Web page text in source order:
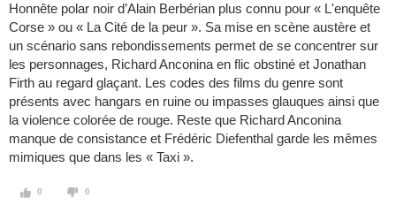
Honnête polar noir d’Alain Berbérian plus connu pour « L'enquête
Corse » ou « La Cité de la peur ». Sa mise en scène austère et
un scénario sans rebondissements permet de se concentrer sur
les personnages, Richard Anconina en flic obstiné et Jonathan
Firth au regard glaçant. Les codes des films du genre sont
présents avec hangars en ruine ou impasses glauques ainsi que
la violence colorée de rouge. Reste que Richard Anconina
manque de consistance et Frédéric Diefenthal garde les mêmes
mimiques que dans les « Taxi ».
0 0